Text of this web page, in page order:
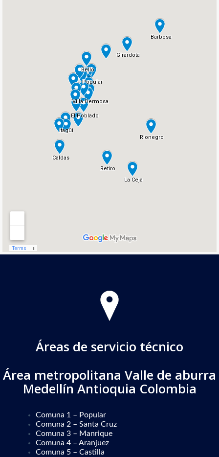
Áreas de servicio técnico
Área metropolitana Valle de aburra
Medellín Antioquia Colombia
Comuna 1 – Popular
Comuna 2 – Santa Cruz
Comuna 3 – Manrique
Comuna 4 – Aranjuez
Comuna 5 – Castilla